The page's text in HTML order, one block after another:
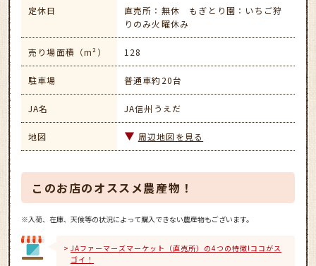
定休日
直売所：無休 もぎとり園：いちご狩
りのみ火曜休み
売り場面積（m²） 128
駐車場 普通車約20台
JA名 JA信州うえだ
地図 周辺地図を見る
このお店のオススメ農産物！
※入荷、在庫、天候等の状況によって購入できない農産物もございます。
JAファーマーズマーケット（直売所）の4つの特徴!ココがス
ゴイ！